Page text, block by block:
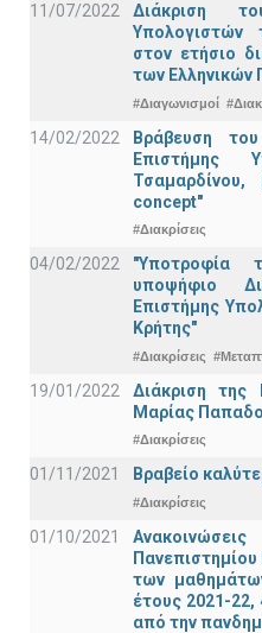
11/07/2022
Διάκριση
Υπολογιστών
στον ετήσιο
των Ελληνικών
#Διαγωνισμοί
14/02/2022
Βράβευση
Επιστήμης
concept"
#Διακρίσεις
04/02/2022
"Υποτροφία
υποψήφιο
Επιστήμης
Κρήτης"
#Διακρίσεις
19/01/2022
Διάκριση της
Μαρίας
#Διακρίσεις
01/11/2021 Bραβείο
#Διακρίσεις
01/10/2021
Πανεπιστημίου
των
έτους 2021-22,
από την